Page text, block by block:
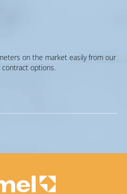
on the market easily from our
options.